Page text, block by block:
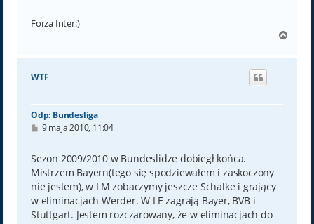
Forza Inter:)
g
WTF
Odp: Bundesliga
P
t
9 maja 2010, 11:04
Sezon 2009/2010 w Bundeslidze dobiegł końca.
Mistrzem Bayern(tego się spodziewałem i zaskoczony
nie jestem), w LM zobaczymy jeszcze Schalke i grający
w eliminacjach Werder. W LE zagrają Bayer, BVB i
Stuttgart. Jestem rozczarowany, że w eliminacjach do